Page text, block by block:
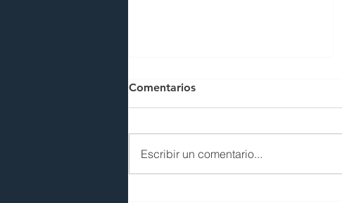
Comentarios
Escribir un comentario...